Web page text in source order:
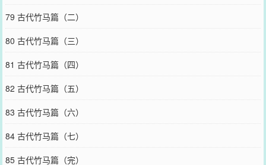
79 古代竹马篇（二）
80 古代竹马篇（三）
81 古代竹马篇（四）
82 古代竹马篇（五）
83 古代竹马篇（六）
84 古代竹马篇（七）
85 古代竹马篇（完）